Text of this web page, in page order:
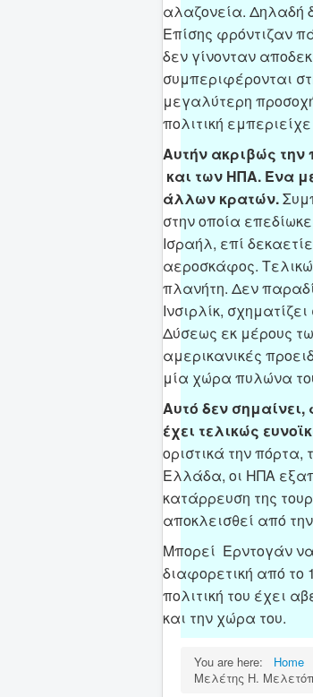
αλαζονεία. Δηλαδή
Επίσης φρόντιζαν
δεν γίνονταν
συμπεριφέρονται
μεγαλύτερη
πολιτική
Αυτήν ακριβώς την
και των ΗΠΑ. Ένα
άλλων κρατών.
στην οποία
Ισραήλ, επί
αεροσκάφος.
πλανήτη. Δεν
Ινσιρλίκ,
Δύσεως εκ μέρους
αμερικανικές
μία χώρα πυλώνα
Αυτό δεν
έχει τελικώς
οριστικά την πόρτα,
Ελλάδα, οι ΗΠΑ
κατάρρευση της
αποκλεισθεί από
Μπορεί Ερντογάν
διαφορετική από το
πολιτική του έχει
και την χώρα του.
You are here: Home
Μελέτης Η.